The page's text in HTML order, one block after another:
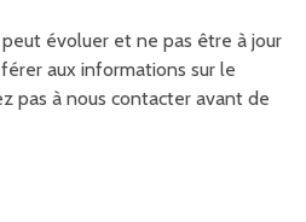
évoluer et ne pas être à jour
aux informations sur le
pas à nous contacter avant de